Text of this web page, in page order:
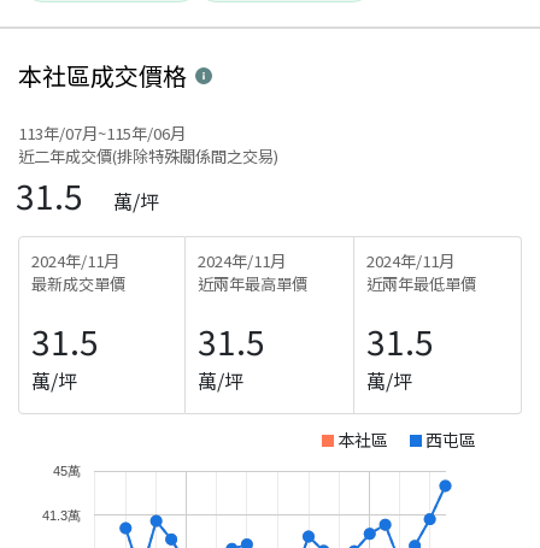
本社區成交價格
113年/07月~115年/06月
近二年成交價(排除特殊關係間之交易)
31.5 萬/坪
2024年/11月
最新成交單價
31.5
萬/坪
2024年/11月
近兩年最高單價
31.5
萬/坪
2024年/11月
近兩年最低單價
31.5
萬/坪
本社區 西屯區
41.3萬
45萬